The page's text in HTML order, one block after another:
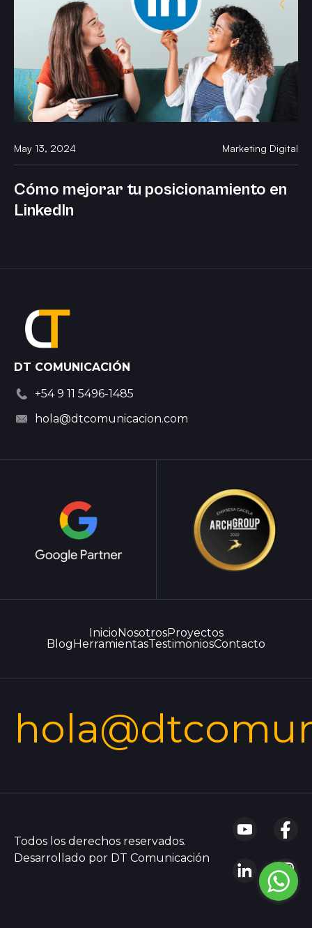
May 13, 2024 Marketing Digital
Cómo mejorar tu posicionamiento en
LinkedIn
DT COMUNICACIÓN
+54 9 11 5496-1485
hola@dtcomunicacion.com
InicioNosotrosProyectos
BlogHerramientasTestimoniosContacto
Todos los derechos reservados.
Desarrollado por DT Comunicación